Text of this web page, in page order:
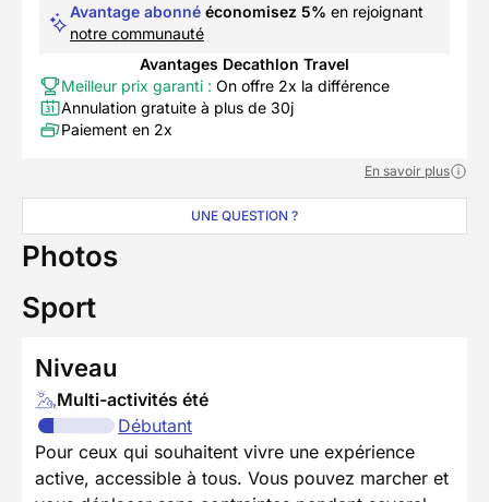
Avantage abonné économisez 5% en rejoignant
notre communauté
Avantages Decathlon Travel
Meilleur prix garanti : On offre 2x la différence
Annulation gratuite à plus de 30j
Paiement en 2x
En savoir plus
UNE QUESTION ?
Photos
Sport
Niveau
Multi-activités été
Débutant
Pour ceux qui souhaitent vivre une expérience
active, accessible à tous. Vous pouvez marcher et